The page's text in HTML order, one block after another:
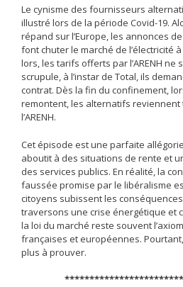
Le cynisme des fournisseurs
illustré lors de la période Covid-19.
répand sur l’Europe, les annonces
font chuter le marché de l’électricité
lors, les tarifs offerts par l’ARENH ne
scrupule, à l’instar de Total, ils
contrat. Dès la fin du confinement,
remontent, les alternatifs reviennent
l’ARENH.
Cet épisode est une parfaite
aboutit à des situations de rente et
des services publics. En réalité, la
faussée promise par le libéralisme
citoyens subissent les
traversons une crise énergétique et
la loi du marché reste souvent
françaises et européennes.
plus à prouver.